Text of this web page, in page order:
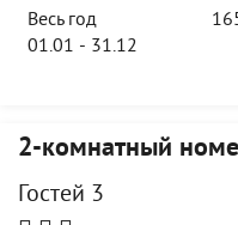
Весь год
01.01 - 31.12
2-комнатный
Гостей 3